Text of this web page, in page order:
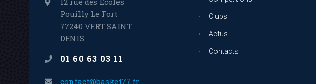
Pouilly Le Fort
77240 VERT SAINT
DENIS
01 60 63 03 11
contact@basket77.fr
Clubs
Actus
Contacts